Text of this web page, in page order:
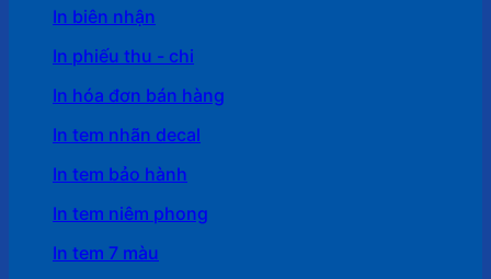
In biên nhận
In phiếu thu - chi
In hóa đơn bán hàng
In tem nhãn decal
In tem bảo hành
In tem niêm phong
In tem 7 màu